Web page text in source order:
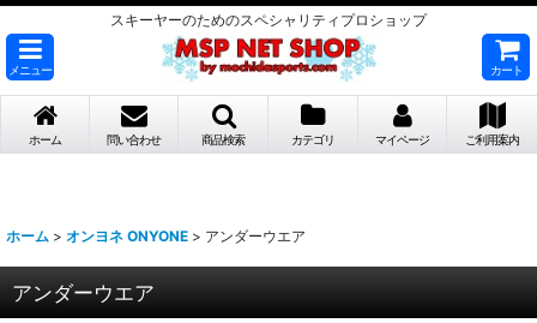
スキーヤーのためのスペシャリティプロショップ
メニュー カート
ホーム 問い合わせ 商品検索 カテゴリ マイページ ご利用案内
ホーム > オンヨネ ONYONE > アンダーウエア
アンダーウエア